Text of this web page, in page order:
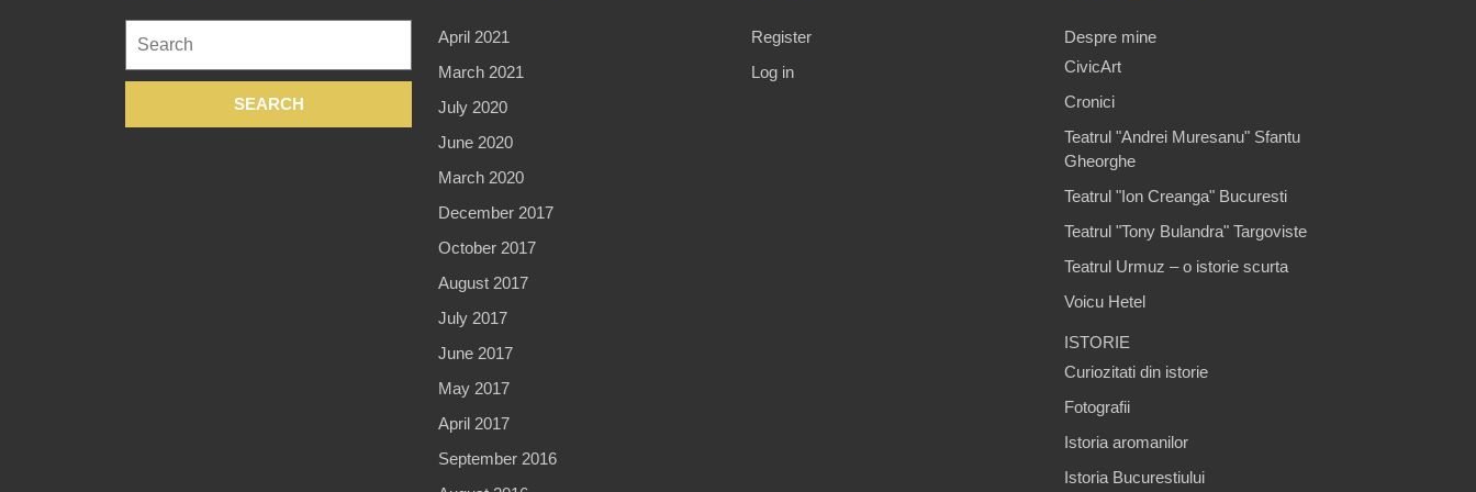
for:
April 2021
March 2021
July 2020
June 2020
March 2020
December 2017
October 2017
August 2017
July 2017
June 2017
May 2017
April 2017
September 2016
Register
Log in
Despre mine
CivicArt
Cronici
Teatrul "Andrei Muresanu" Sfantu
Gheorghe
Teatrul "Ion Creanga" Bucuresti
Teatrul "Tony Bulandra" Targoviste
Teatrul Urmuz – o istorie scurta
Voicu Hetel
ISTORIE
Curiozitati din istorie
Fotografii
Istoria aromanilor
Istoria Bucurestiului